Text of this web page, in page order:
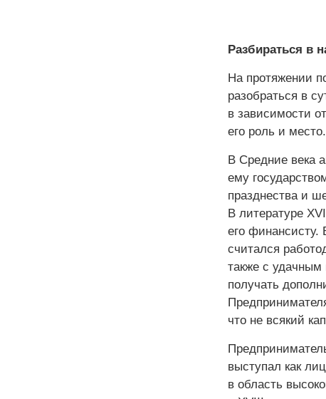
Разбираться в
На протяжении
разобраться в
в зависимости
его роль и место.
В Средние века
ему
празднества и
В литературе
его финансисту.
считался
также с
получать
что не всякий
выступал как
в область